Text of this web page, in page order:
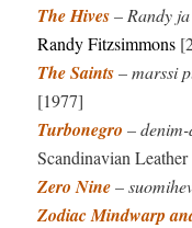
The Hives– Randy
Randy Fitzsimmons
The Saints– marssi
[1977]
Turbonegro –
Scandinavian
Zero Nine–
Zodiac Mindwarp